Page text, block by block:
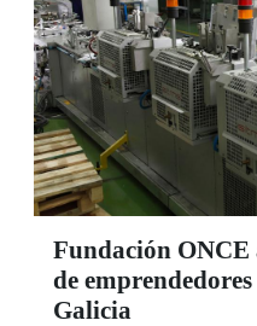
Fundación ONCE
de
Galicia